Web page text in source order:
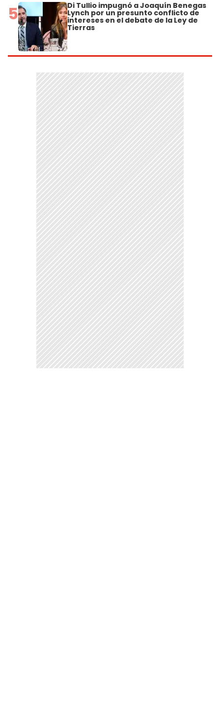
5 Di Tullio impugnó a Joaquín Benegas
Lynch por un presunto conflicto de
intereses en el debate de la Ley de
Tierras